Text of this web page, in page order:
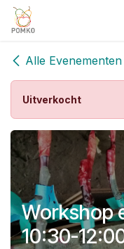
Overslaan naar inhoud
Alle Evenementen
Uitverkocht
Workshop
10:30-